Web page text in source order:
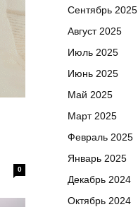
0
Сентябрь 2025
Август 2025
Июль 2025
Июнь 2025
Май 2025
Март 2025
Февраль 2025
Январь 2025
Декабрь 2024
Октябрь 2024